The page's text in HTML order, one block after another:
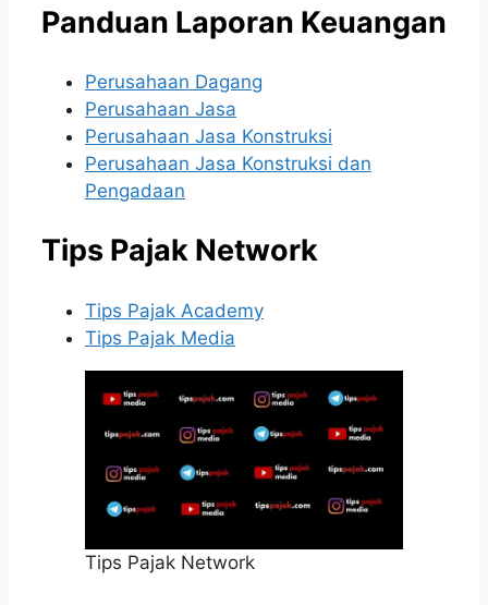
Panduan Laporan Keuangan
Perusahaan Dagang
Perusahaan Jasa
Perusahaan Jasa Konstruksi
Perusahaan Jasa Konstruksi dan
Pengadaan
Tips Pajak Network
Tips Pajak Academy
Tips Pajak Media
Tips Pajak Network